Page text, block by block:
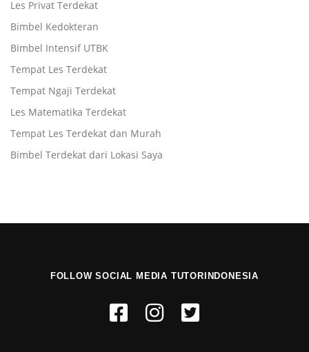
Les Privat Terdekat
Bimbel Kedokteran
Bimbel Intensif UTBK
Tempat Les Terdekat
Tempat Ngaji Terdekat
Les Matematika Terdekat
Tempat Les Terdekat dan Murah
Bimbel Terdekat dari Lokasi Saya
FOLLOW SOCIAL MEDIA TUTORINDONESIA